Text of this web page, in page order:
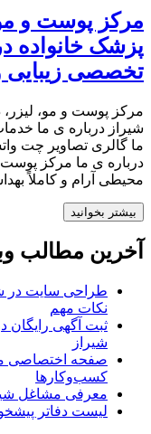
مرکز پوست و
پزشک خانواده
تخصصی زیبایی
مرکز پوست و مو، لیزر،
شیراز درباره ی ما
ما گالری تصاویر چت
درباره ی ما مرکز پوست
محیطی آرام و کاملاً
بیشتر بخوانید
آخرین مطالب
طراحی سایت در
نکات مهم
ثبت آگهی
شیراز
صفحه اختصاصی
کسب‌وکارها
معرفی مشاغل
لیست دفاتر